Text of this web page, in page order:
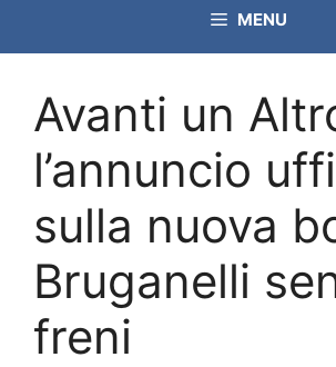
MENU
Avanti un
l’annuncio
sulla nuova
Bruganelli
freni